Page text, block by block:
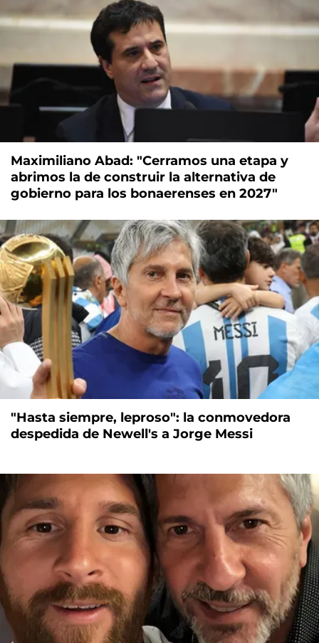
Maximiliano Abad: "Cerramos una etapa y
abrimos la de construir la alternativa de
gobierno para los bonaerenses en 2027"
"Hasta siempre, leproso": la conmovedora
despedida de Newell's a Jorge Messi